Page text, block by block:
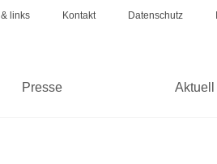
links Kontakt Datenschutz
Presse Aktuell